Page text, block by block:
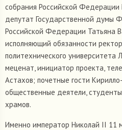
собрания Российской Федерации
депутат Государственной думы
Российской Федерации Татьяна
исполняющий обязанности
политехнического университета
меценат, инициатор проекта,
Астахов; почетные гости
общественные деятели,
храмов.
Именно император Николай II 11